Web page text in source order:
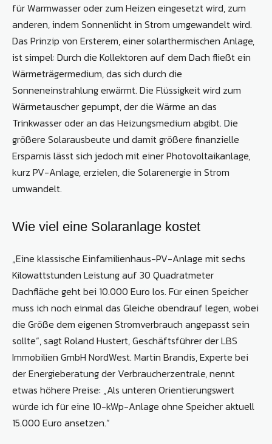
für Warmwasser oder zum Heizen eingesetzt wird, zum
anderen, indem Sonnenlicht in Strom umgewandelt wird.
Das Prinzip von Ersterem, einer solarthermischen Anlage,
ist simpel: Durch die Kollektoren auf dem Dach fließt ein
Wärmeträgermedium, das sich durch die
Sonneneinstrahlung erwärmt. Die Flüssigkeit wird zum
Wärmetauscher gepumpt, der die Wärme an das
Trinkwasser oder an das Heizungsmedium abgibt. Die
größere Solarausbeute und damit größere finanzielle
Ersparnis lässt sich jedoch mit einer Photovoltaikanlage,
kurz PV-Anlage, erzielen, die Solarenergie in Strom
umwandelt.
Wie viel eine Solaranlage kostet
„Eine klassische Einfamilienhaus-PV-Anlage mit sechs
Kilowattstunden Leistung auf 30 Quadratmeter
Dachfläche geht bei 10.000 Euro los. Für einen Speicher
muss ich noch einmal das Gleiche obendrauf legen, wobei
die Größe dem eigenen Stromverbrauch angepasst sein
sollte“, sagt Roland Hustert, Geschäftsführer der LBS
Immobilien GmbH NordWest. Martin Brandis, Experte bei
der Energieberatung der Verbraucherzentrale, nennt
etwas höhere Preise: „Als unteren Orientierungswert
würde ich für eine 10-kWp-Anlage ohne Speicher aktuell
15.000 Euro ansetzen.“